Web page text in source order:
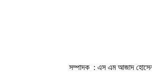
সম্পাদক : এস এম আজাদ